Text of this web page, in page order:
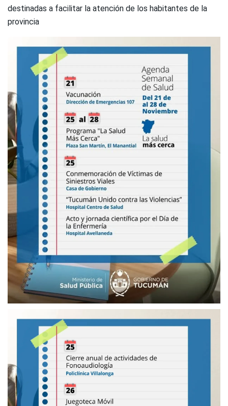
destinadas a facilitar la atención de los habitantes de la
provincia